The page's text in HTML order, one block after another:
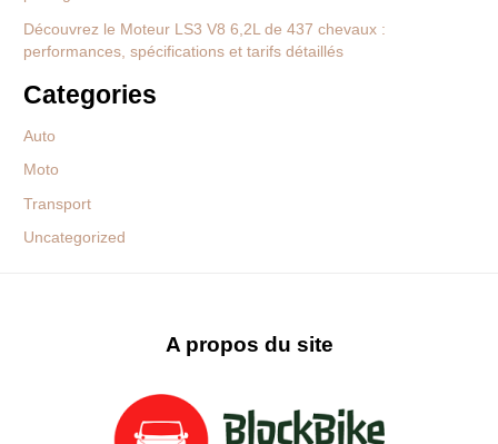
Découvrez le Moteur LS3 V8 6,2L de 437 chevaux :
performances, spécifications et tarifs détaillés
Categories
Auto
Moto
Transport
Uncategorized
A propos du site